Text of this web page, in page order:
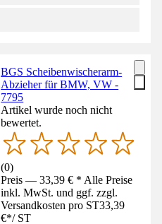
BGS Scheibenwischerarm-
Abzieher für BMW, VW -
7795
Artikel wurde noch nicht
bewertet.
(0)
Preis — 33,39 € * Alle Preise
inkl. MwSt. und ggf. zzgl.
Versandkosten pro ST33,39
€*/ ST